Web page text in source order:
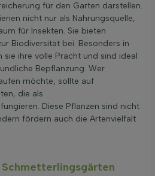
für den Garten darstellen.
nicht nur als Nahrungsquelle,
für Insekten. Sie bieten
Biodiversität bei. Besonders in
sie ihre volle Pracht und sind ideal
Bepflanzung. Wer
möchte, sollte auf
die als
Diese Pflanzen sind nicht
fördern auch die Artenvielfalt